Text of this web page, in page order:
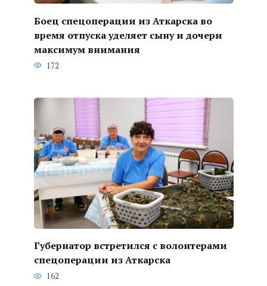
Боец спецоперации из Аткарска во
время отпуска уделяет сыну и дочери
максимум внимания
172
Губернатор встретился с волонтерами
спецоперации из Аткарска
162